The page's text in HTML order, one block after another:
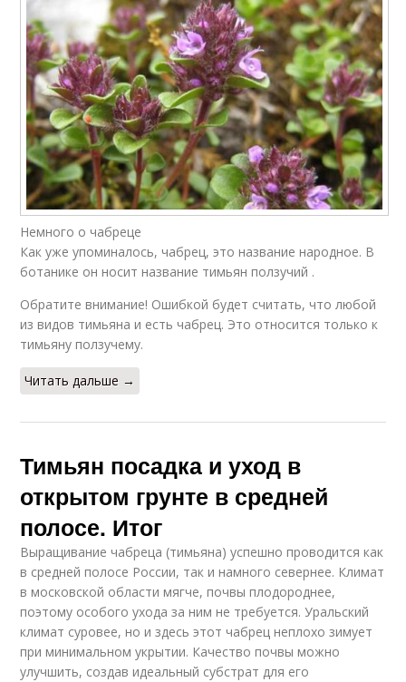
Немного о чабреце
Как уже упоминалось, чабрец, это название народное. В
ботанике он носит название тимьян ползучий .
Обратите внимание! Ошибкой будет считать, что любой
из видов тимьяна и есть чабрец. Это относится только к
тимьяну ползучему.
Читать дальше →
Тимьян посадка и уход в
открытом грунте в средней
полосе. Итог
Выращивание чабреца (тимьяна) успешно проводится как
в средней полосе России, так и намного севернее. Климат
в московской области мягче, почвы плодороднее,
поэтому особого ухода за ним не требуется. Уральский
климат суровее, но и здесь этот чабрец неплохо зимует
при минимальном укрытии. Качество почвы можно
улучшить, создав идеальный субстрат для его